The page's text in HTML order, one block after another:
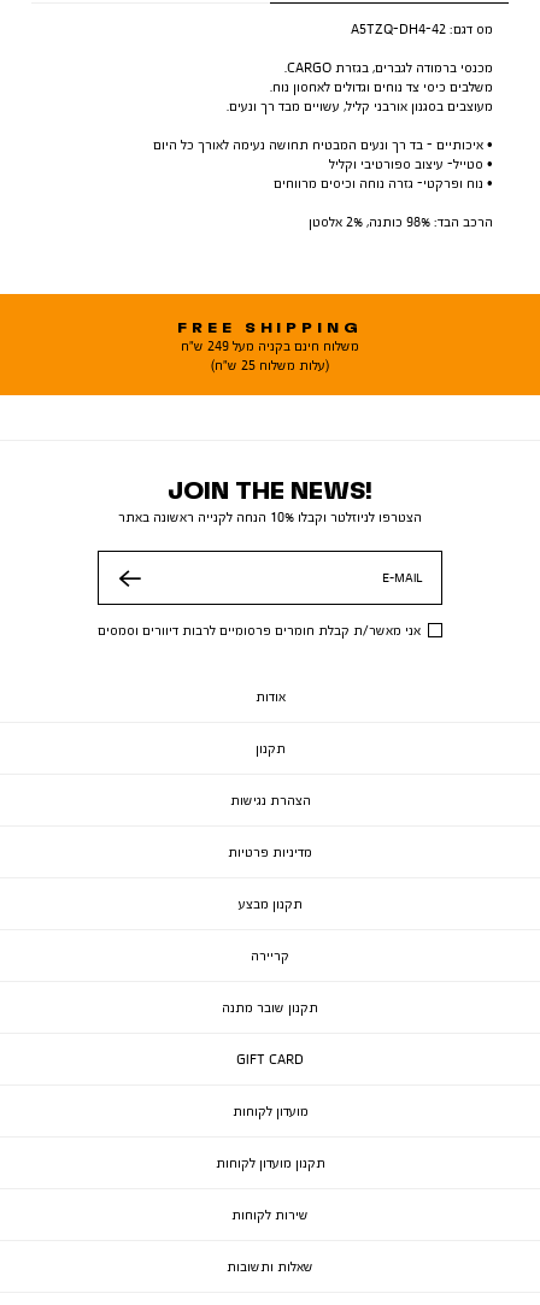
מס דגם: A5TZQ-DH4-42
מכנסי ברמודה לגברים, בגזרת CARGO.
משלבים כיסי צד נוחים וגדולים לאחסון נוח.
מעוצבים בסגנון אורבני קליל, עשויים מבד רך ונעים.
• איכותיים - בד רך ונעים המבטיח תחושה נעימה לאורך כל היום
• סטייל- עיצוב ספורטיבי וקליל
• נוח ופרקטי- גזרה נוחה וכיסים מרווחים
הרכב הבד: 98% כותנה, 2% אלסטן
FREE SHIPPING
משלוח חינם בקניה מעל 249 ש"ח
(עלות משלוח 25 ש"ח)
JOIN THE NEWS!
הצטרפו לניוזלטר וקבלו 10% הנחה לקנייה ראשונה באתר
E-MAIL
אני מאשר/ת קבלת חומרים פרסומיים לרבות דיוורים וסמסים
אודות
תקנון
הצהרת נגישות
מדיניות פרטיות
תקנון מבצע
קריירה
תקנון שובר מתנה
GIFT CARD
מועדון לקוחות
תקנון מועדון לקוחות
שירות לקוחות
שאלות ותשובות